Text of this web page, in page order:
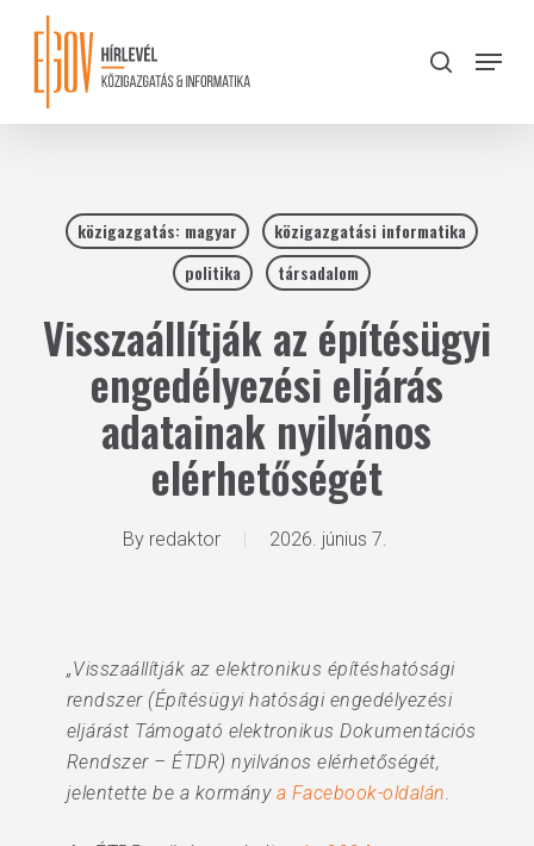
content
search
Menu
közigazgatás: magyar
közigazgatási informatika
politika
társadalom
Visszaállítják az építésügyi
engedélyezési eljárás
adatainak nyilvános
elérhetőségét
By redaktor 2026. június 7.
„Visszaállítják az elektronikus építéshatósági
rendszer (Építésügyi hatósági engedélyezési
eljárást Támogató elektronikus Dokumentációs
Rendszer – ÉTDR) nyilvános elérhetőségét,
jelentette be a kormány a Facebook-oldalán.
Close